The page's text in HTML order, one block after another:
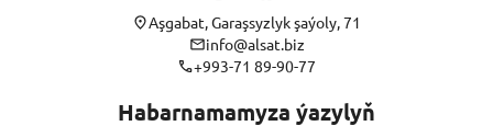
Aşgabat, Garaşsyzlyk şaýoly, 71
info@alsat.biz
+993-71 89-90-77
Habarnamamyza ýazylyň